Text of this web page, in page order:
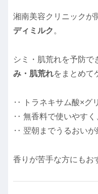
湘南美容クリニックが
ディミルク 。
シミ・肌荒れを予防で
み・肌荒れをまとめて
‥ トラネキサム酸×グ
‥ 無香料で使いやす
‥ 翌朝までうるおいが
香りが苦手な方にもお